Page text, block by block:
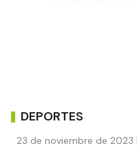
DEPORTES
23 de noviembre de